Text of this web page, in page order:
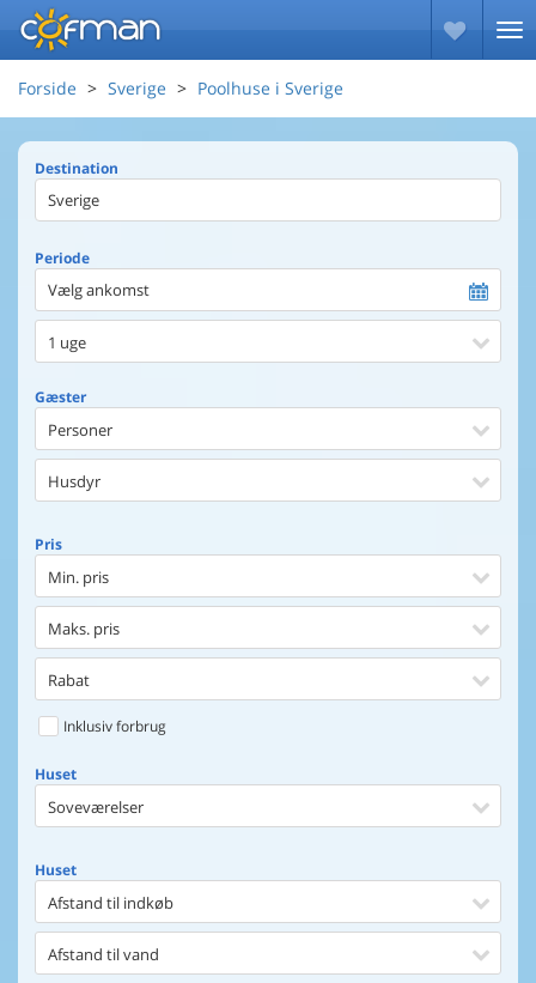
Forside Sverige Poolhuse i Sverige
Destination
Periode
Vælg ankomst
1 uge
Gæster
Personer
Husdyr
Pris
Min. pris
Maks. pris
Rabat
Inklusiv forbrug
Huset
Soveværelser
Huset
Afstand til indkøb
Afstand til vand